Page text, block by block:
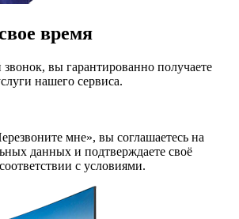
время
вы гарантированно получаете
нашего сервиса.
мне», вы соглашаетесь на
данных и подтверждаете своё
с условиями.